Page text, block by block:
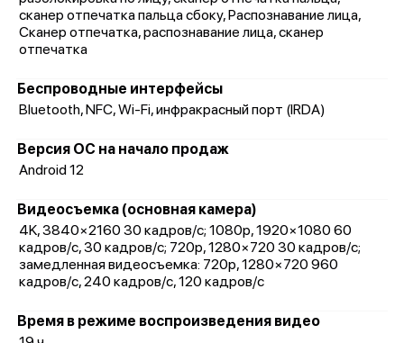
сканер отпечатка пальца сбоку, Распознавание лица,
Сканер отпечатка, распознавание лица, сканер
отпечатка
Беспроводные интерфейсы
Bluetooth, NFC, Wi-Fi, инфракрасный порт (IRDA)
Версия ОС на начало продаж
Android 12
Видеосъемка (основная камера)
4K, 3840×2160 30 кадров/с; 1080p, 1920×1080 60
кадров/с, 30 кадров/с; 720p, 1280×720 30 кадров/с;
замедленная видеосъемка: 720p, 1280×720 960
кадров/с, 240 кадров/с, 120 кадров/с
Время в режиме воспроизведения видео